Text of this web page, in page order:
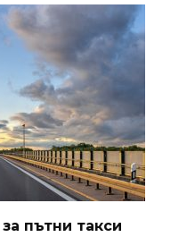
пътни такси